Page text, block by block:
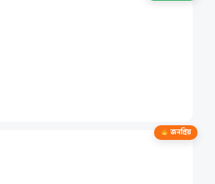
জনপ্রিয়